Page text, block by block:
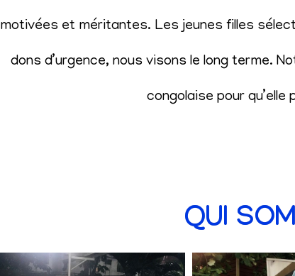
motivées et méritantes. Les jeunes filles
dons d’urgence, nous visons le long terme.
congolaise pour
QUI